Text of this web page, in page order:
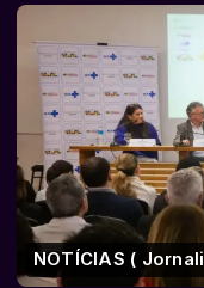
NOTÍCIAS (